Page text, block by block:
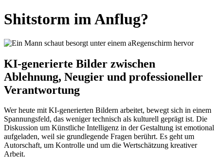
Shitstorm im Anflug?
KI-generierte Bilder zwischen
Ablehnung, Neugier und professioneller
Verantwortung
Wer heute mit KI-generierten Bildern arbeitet, bewegt sich in einem
Spannungsfeld, das weniger technisch als kulturell geprägt ist. Die
Diskussion um Künstliche Intelligenz in der Gestaltung ist emotional
aufgeladen, weil sie grundlegende Fragen berührt. Es geht um
Autorschaft, um Kontrolle und um die Wertschätzung kreativer
Arbeit.